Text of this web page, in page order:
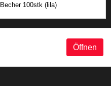
Becher 100stk (lila)
Öffnen